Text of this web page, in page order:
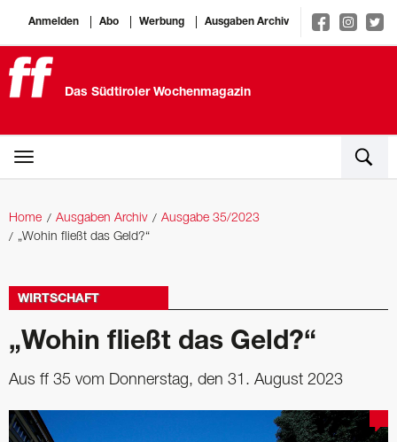
Anmelden Abo Werbung Ausgaben Archiv
Das Südtiroler Wochenmagazin
Home Ausgaben Archiv
Ausgabe 35/2023
„Wohin fließt das Geld?“
WIRTSCHAFT
„Wohin fließt das Geld?“
Aus ff 35 vom Donnerstag, den 31. August 2023